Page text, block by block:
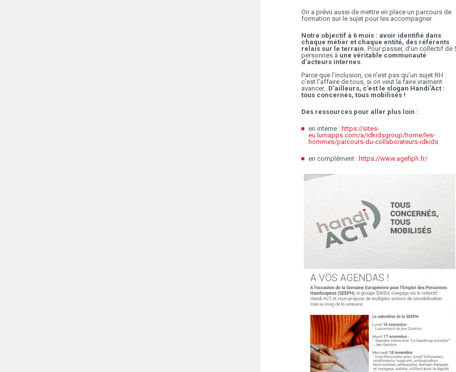
On a prévu aussi de mettre en place un parcours de
formation sur le sujet pour les accompagner.
Notre objectif à 6 mois : avoir identifié dans
chaque métier et chaque entité, des référents
relais sur le terrain. Pour passer, d’un collectif de
personnes à une véritable communauté
d’acteurs internes.
Parce que l’inclusion, ce n’est pas qu’un sujet RH :
c’est l’affaire de tous, si on veut la faire vraiment
avancer. D’ailleurs, c’est le slogan Handi’Act :
tous concernés, tous mobilisés !
Des ressources pour aller plus loin :
en interne : https://sites-
eu.lumapps.com/a/idkidsgroup/home/les-
hommes/parcours-du-collaborateurs-idkids
en complément : https://www.agefiph.fr/